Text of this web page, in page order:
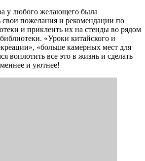
у любого желающего была
свои пожелания и рекомендации по
и приклеить их на стенды во рядом
«Уроки китайского и
«больше камерных мест для
воплотить все это в жизнь и сделать
и уютнее!